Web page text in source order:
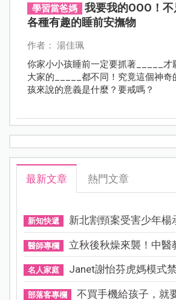
學習當爸媽
我要我的OOO！
各種有趣的睡前安撫物
作者： 湯佳珮
你家小小孩睡前一定要抓著_____才
大家的_____都不同！究竟這個神奇
孩來說的意義是什麼？要戒嗎？
最新文章 熱門文章
新知快遞 新北割頸案受害少年楊
醫師專欄 立秋後秋燥來襲！中醫
名人家庭 Janet謝怡芬虎媽模式
部落客專欄 不買手機給孩子，就